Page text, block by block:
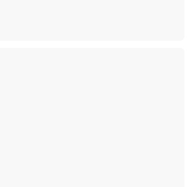
MERAK EDİYOR?
BEKLEYEN RİSKLER
KUŞAK
VERİYOR